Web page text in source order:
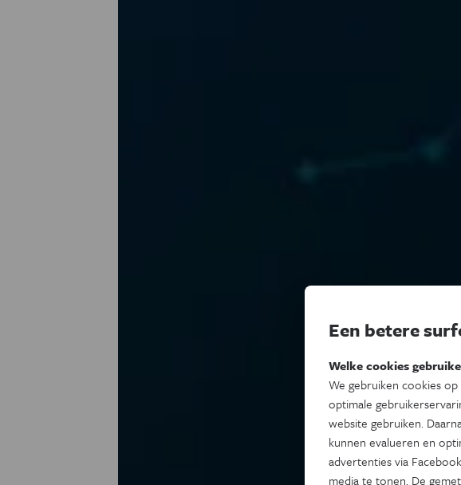
Een betere
Welke cookies
We gebruiken cookies
optimale
website gebruiken.
kunnen evalueren en
advertenties via
media te tonen. De